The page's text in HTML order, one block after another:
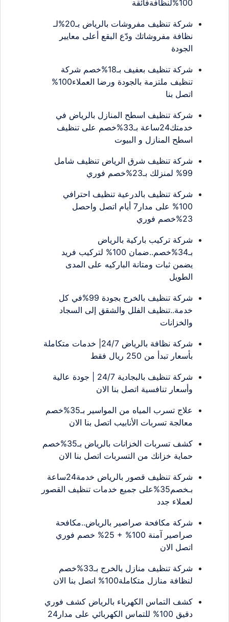
100%لنظافةفائقة
شركة تنظيف مفروشات بالرياض بـ20%لـ
نظافة مفروشاتك ودّع البقع أعلى معايير
الجودة
شركة تنظيف بعفيف بـ18%خصم شركة
تنظيف ملتزمة بالجودة ورضا العملاء100%
اتصل بنا
شركة تنظيف اسطح المنازل بالرياض في
خدمتك24ساعة بـ33%خصم على تنظيف
اسطح المنازل و البيوت
شركة تنظيف شرق الرياض تنظيف شامل
99% لمنزلك بـ23%خصم فوري
شركة تنظيف بالدرعية تنظيف احترافي
100% على مدار7 أيام اتصل واحصل
23%خصم فوري
شركة تركيب باركية بالرياض
بـ34%خصم..ضمان 100% لتركيب فريد
يضمن ثبات ومتانة الباركيه على المدى
الطويل
شركة تنظيف بالخرج بجودة 99%في كل
خدمة..تنظيف الفلل والشقق إلى السجاد
والخزانات
شركة نظافة بالرياض 24/7| خدمات متكاملة
بأسعار تبدأ من 250 ريال فقط
شركة تنظيف بالبجادية 24/7 | جودة عالية
وأسعار تنافسية اتصل بنا الان
علاج تسرب المياه من المواسير بـ35%خصم
معالجة تسربات الأنابيب اتصل بنا الان
كشف تسربات الخزانات بالرياض بـ35%خصم
حماية خزانك من التسربات اتصل بنا الان
شركة تنظيف قصور بالرياض خدمة24ساعة
بـخصم35%على جميع خدمات تنظيف القصور
لعملاء جدد
شركة مكافحة صراصير بالرياض..مكافحة
صراصير آمنة 100% + 25% خصم فوري
اتصل الان
شركة تنظيف منازل بالخرج بـ33%خصم
لنظافة منازل متكاملة100% اتصل بنا الان
كشف التماس الكهرباء بالرياض كشف فوري
دقيق 100% للتماس الكهربائي على مدار24